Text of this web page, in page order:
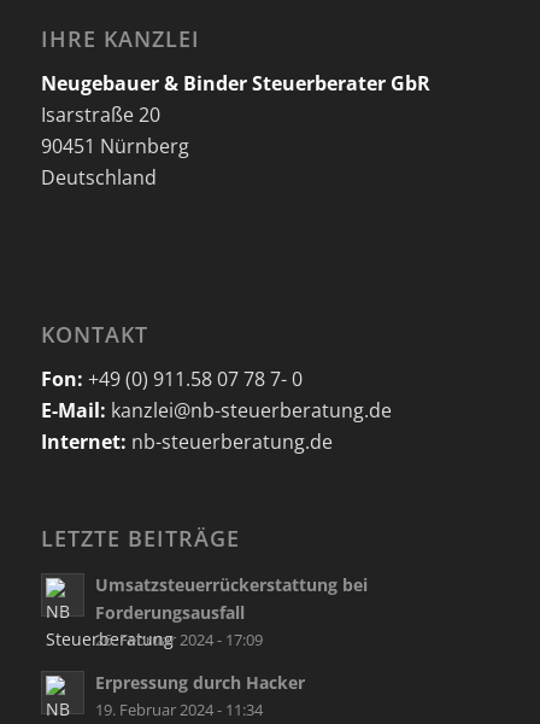
IHRE KANZLEI
Neugebauer & Binder Steuerberater GbR
Isarstraße 20
90451 Nürnberg
Deutschland
KONTAKT
Fon: +49 (0) 911.58 07 78 7- 0
E-Mail: kanzlei@nb-steuerberatung.de
Internet: nb-steuerberatung.de
LETZTE BEITRÄGE
Umsatzsteuerrückerstattung bei
Forderungsausfall
26. Februar 2024 - 17:09
Erpressung durch Hacker
19. Februar 2024 - 11:34